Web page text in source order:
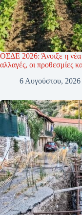
ΟΣΔΕ 2026: Άνοιξε η
αλλαγές, οι προθεσμίες
6 Αυγούστου, 2026